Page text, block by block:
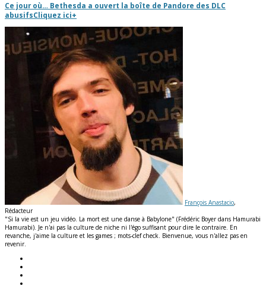
Ce jour où… Bethesda a ouvert la boîte de Pandore des DLC
abusifsCliquez ici+
François Anastacio,
Rédacteur
"Si la vie est un jeu vidéo. La mort est une danse à Babylone" (Frédéric Boyer dans Hamurabi
Hamurabi). Je n'ai pas la culture de niche ni l'égo suffisant pour dire le contraire. En
revanche, j'aime la culture et les games ; mots-clef check. Bienvenue, vous n'allez pas en
revenir.